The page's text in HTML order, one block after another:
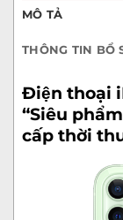
MÔ TẢ
THÔNG TIN BỔ
Điện thoại
“Siêu
cấp thời